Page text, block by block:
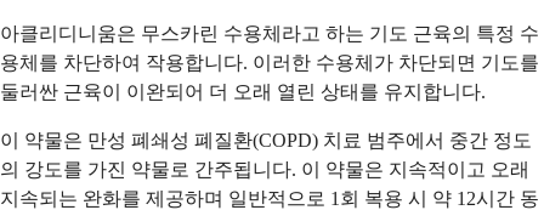
아클리디니움은 무스카린 수용체라고 하는 기도 근육의 특정 수
용체를 차단하여 작용합니다. 이러한 수용체가 차단되면 기도를
둘러싼 근육이 이완되어 더 오래 열린 상태를 유지합니다.
이 약물은 만성 폐쇄성 폐질환(COPD) 치료 범주에서 중간 정도
의 강도를 가진 약물로 간주됩니다. 이 약물은 지속적이고 오래
지속되는 완화를 제공하며 일반적으로 1회 복용 시 약 12시간 동